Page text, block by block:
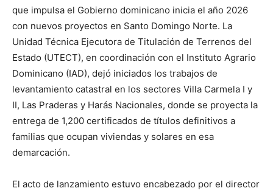
que impulsa el Gobierno dominicano inicia el año 2026
con nuevos proyectos en Santo Domingo Norte. La
Unidad Técnica Ejecutora de Titulación de Terrenos del
Estado (UTECT), en coordinación con el Instituto Agrario
Dominicano (IAD), dejó iniciados los trabajos de
levantamiento catastral en los sectores Villa Carmela I y
II, Las Praderas y Harás Nacionales, donde se proyecta la
entrega de 1,200 certificados de títulos definitivos a
familias que ocupan viviendas y solares en esa
demarcación.
El acto de lanzamiento estuvo encabezado por el director